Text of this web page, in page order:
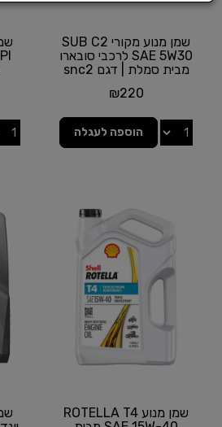
שמן מנוע מקורי SUB C2
SAE 5W30 לרכבי סובארו
מבית סמלת | דגם snc2
₪220
הוספה לעגלה
שמן מנוע ROTELLA T4